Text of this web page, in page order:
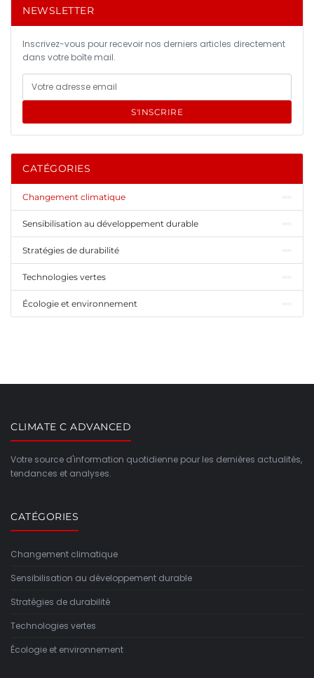
NEWSLETTER
Inscrivez-vous pour recevoir nos derniers articles directement
dans votre boîte mail.
S'INSCRIRE
CATÉGORIES
Changement climatique
Sensibilisation au développement durable
Stratégies de durabilité
Technologies vertes
Écologie et environnement
CLIMATE C ADVANCED
Votre source d'information quotidienne pour les dernières actualités,
tendances et analyses.
CATÉGORIES
Changement climatique
Sensibilisation au développement durable
Stratégies de durabilité
Technologies vertes
Écologie et environnement